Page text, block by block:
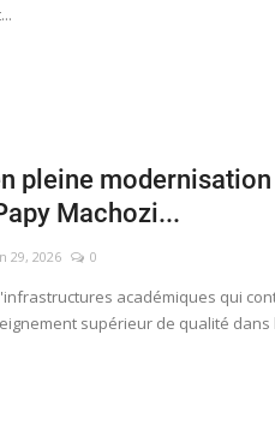
pleine
Machozi...
29, 2026 0
académiques qui
supérieur de qualité dans